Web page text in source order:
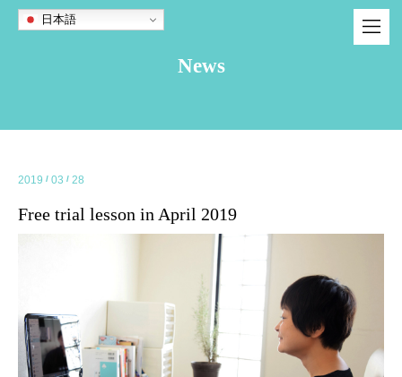
日本語
News
2019 / 03 / 28
Free trial lesson in April 2019